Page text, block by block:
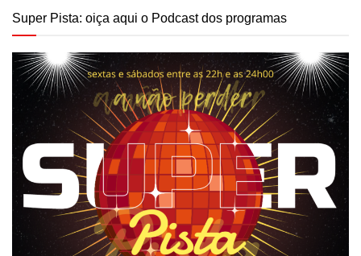
Super Pista: oiça aqui o Podcast dos programas